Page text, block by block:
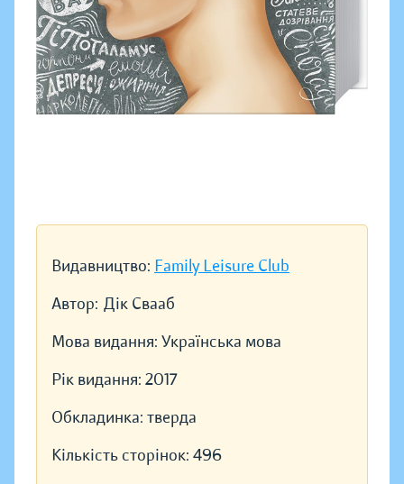
Видавництво: Family Leisure Club
Автор: Дік Свааб
Мова видання: Українська мова
Рік видання: 2017
Обкладинка: тверда
Кількість сторінок: 496